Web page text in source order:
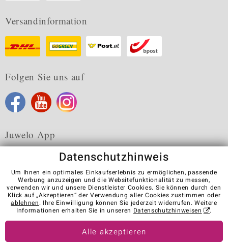
Versandinformation
Folgen Sie uns auf
Juwelo App
Karriere AGB Datenschutz Cookies
Impressum
Kontakt
Vertrag widerrufen
Visit our stores in other countries:
Datenschutzhinweis
Um Ihnen ein optimales Einkaufserlebnis zu ermöglichen, passende
Werbung anzuzeigen und die Websitefunktionalität zu messen,
verwenden wir und unsere Dienstleister Cookies. Sie können durch den
Klick auf „Akzeptieren“ der Verwendung aller Cookies zustimmen oder
ablehnen. Ihre Einwilligung können Sie jederzeit widerrufen. Weitere
Informationen erhalten Sie in unseren Datenschutzhinweisen .
Alle akzeptieren